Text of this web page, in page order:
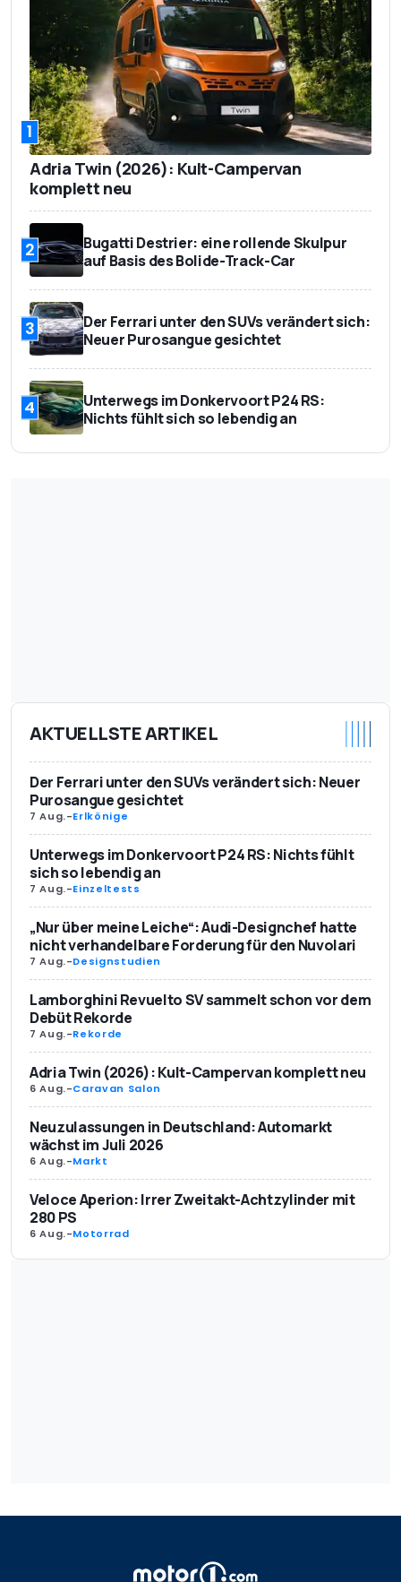
1
Adria Twin (2026): Kult-Campervan
komplett neu
2
Bugatti Destrier: eine rollende Skulpur
auf Basis des Bolide-Track-Car
3
Der Ferrari unter den SUVs verändert sich:
Neuer Purosangue gesichtet
4
Unterwegs im Donkervoort P24 RS:
Nichts fühlt sich so lebendig an
AKTUELLSTE ARTIKEL
Der Ferrari unter den SUVs verändert sich: Neuer
Purosangue gesichtet
7 Aug.-Erlkönige
Unterwegs im Donkervoort P24 RS: Nichts fühlt
sich so lebendig an
7 Aug.-Einzeltests
„Nur über meine Leiche“: Audi-Designchef hatte
nicht verhandelbare Forderung für den Nuvolari
7 Aug.-Designstudien
Lamborghini Revuelto SV sammelt schon vor dem
Debüt Rekorde
7 Aug.-Rekorde
Adria Twin (2026): Kult-Campervan komplett neu
6 Aug.-Caravan Salon
Neuzulassungen in Deutschland: Automarkt
wächst im Juli 2026
6 Aug.-Markt
Veloce Aperion: Irrer Zweitakt-Achtzylinder mit
280 PS
6 Aug.-Motorrad